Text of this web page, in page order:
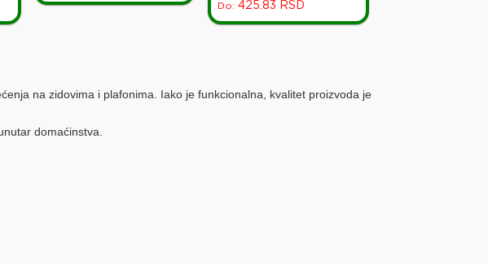
Do: 425.83 RSD
na zidovima i plafonima. Iako je funkcionalna, kvalitet proizvoda je
domaćinstva.